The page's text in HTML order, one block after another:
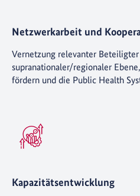
Netzwerkarbeit und
Vernetzung relevanter
supranationaler/regionaler
fördern und die Public Health
Kapazitätsentwicklung